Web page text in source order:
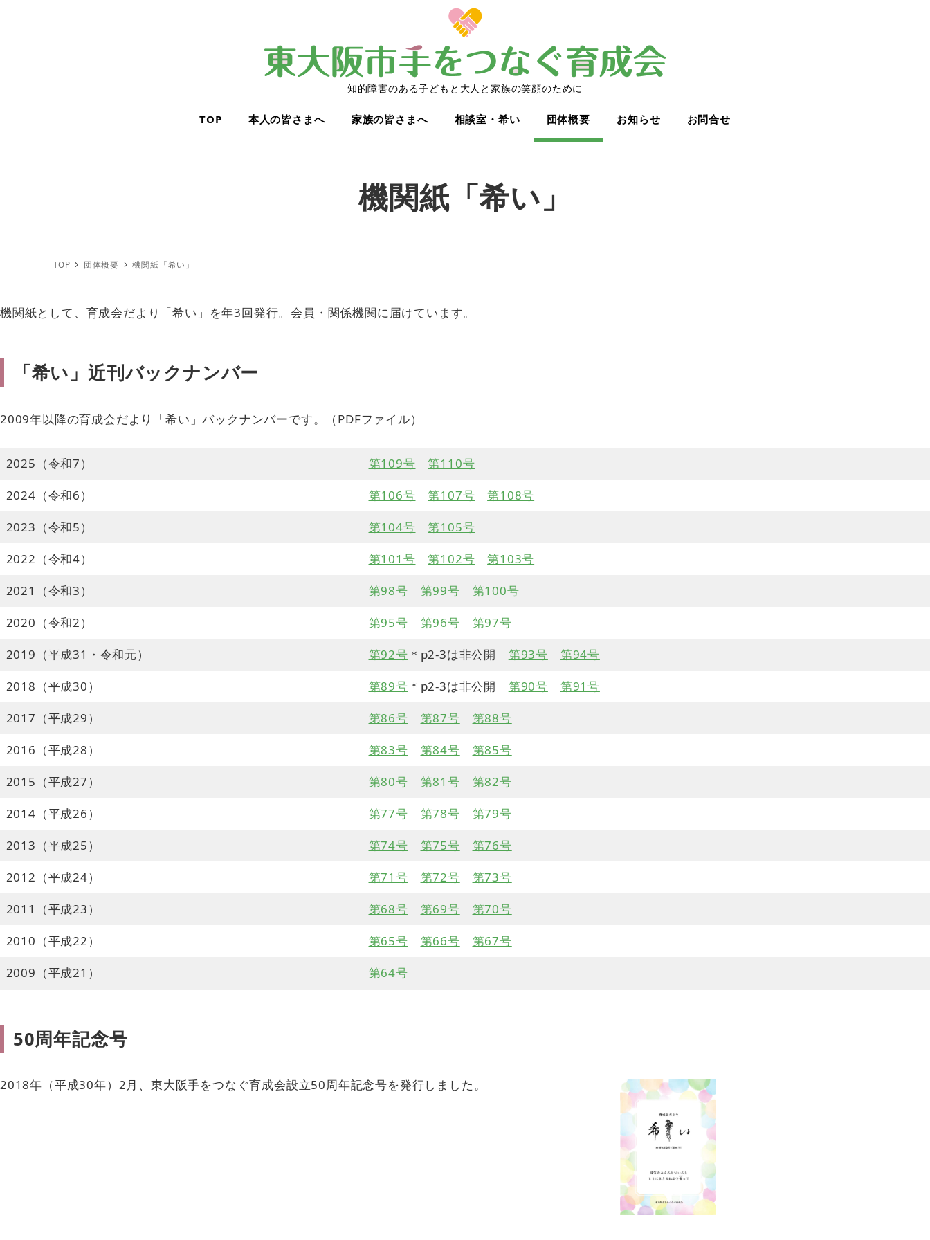
知的障害のある子どもと大人と家族の笑顔のために
TOP 本人の皆さまへ 家族の皆さまへ 相談室・希い 団体概要 お知らせ お問合せ
機関紙「希い」
TOP 団体概要 機関紙「希い」
機関紙として、育成会だより「希い」を年3回発行。会員・関係機関に届けています。
「希い」近刊バックナンバー
2009年以降の育成会だより「希い」バックナンバーです。（PDFファイル）
2025（令和7） 第109号
第110号
2024（令和6）
第106号 第107号
第108号
2023（令和5）
第104号
第105号
2022（令和4）
第101号 第102号
第103号
2021（令和3）
第98号 第99号
第100号
2020（令和2）
第95号 第96号
第97号
2019（平成31・令和元）
第92号 ＊p2-3は非公開 第93号
第94号
2018（平成30）
第89号 ＊p2-3は非公開 第90号
第91号
2017（平成29）
第86号 第87号
第88号
2016（平成28）
第83号 第84号
第85号
2015（平成27）
第80号 第81号
第82号
2014（平成26）
第77号 第78号
第79号
2013（平成25）
第74号 第75号
第76号
2012（平成24）
第71号 第72号
第73号
2011（平成23）
第68号 第69号
第70号
2010（平成22）
第65号 第66号
第67号
2009（平成21）
第64号
50周年記念号
2018年（平成30年）2月、東大阪手をつなぐ育成会設立50周年記念号を発行しました。